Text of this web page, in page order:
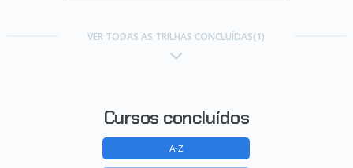
VER TODAS AS TRILHAS CONCLUÍDAS(1)
Cursos concluídos
A-Z